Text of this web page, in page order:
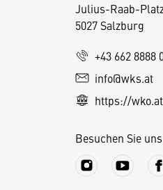
Julius-Raab-
5027 Salzburg
+43 662 8888
info@wks.at
https://
Besuchen Sie